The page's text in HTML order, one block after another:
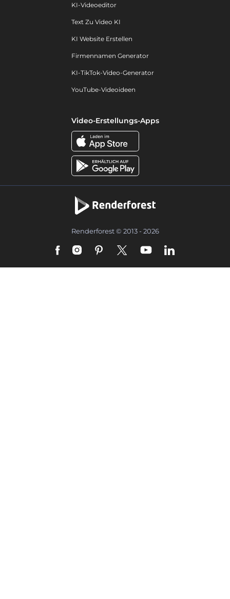
KI-Videoeditor
Text Zu Video KI
KI Website Erstellen
Firmennamen Generator
KI-TikTok-Video-Generator
YouTube-Videoideen
Video-Erstellungs-Apps
Renderforest © 2013 - 2026